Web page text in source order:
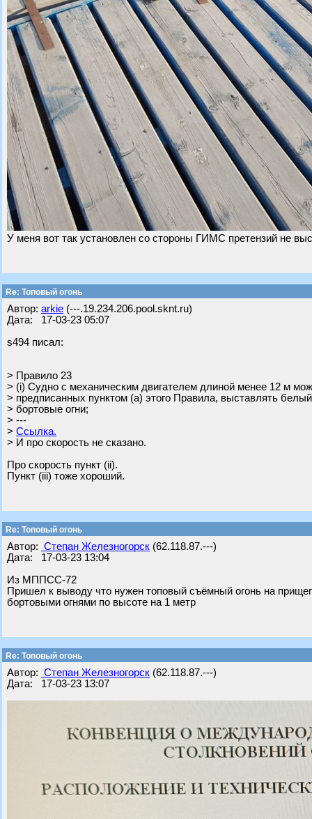
У меня вот так установлен со стороны ГИМС претензий не
Re: Топовый огонь
Автор: arkie (---.19.234.206.pool.sknt.ru)
Дата: 17-03-23 05:07
s494 писал:
> Правило 23
> (i) Судно с механическим двигателем длиной менее 12 м
> предписанных пунктом (а) этого Правила, выставлять белый
> бортовые огни;
> ---
> Ссылка.
> И про скорость не сказано.
Про скорость пункт (ii).
Пункт (iii) тоже хороший.
Re: Топовый огонь
Автор: Степан Железногорск (62.118.87.---)
Дата: 17-03-23 13:04
Из МППСС-72
Пришел к выводу что нужен топовый съёмный огонь на
бортовыми огнями по высоте на 1 метр
Re: Топовый огонь
Автор: Степан Железногорск (62.118.87.---)
Дата: 17-03-23 13:07